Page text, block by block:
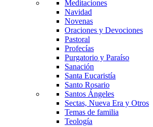
Meditaciones
Navidad
Novenas
Oraciones y Devociones
Pastoral
Profecías
Purgatorio y Paraíso
Sanación
Santa Eucaristía
Santo Rosario
Santos Ángeles
Sectas, Nueva Era y Otros
Temas de familia
Teología